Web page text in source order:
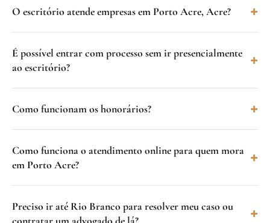
O escritório atende empresas em Porto Acre, Acre?
É possível entrar com processo sem ir presencialmente
ao escritório?
Como funcionam os honorários?
Como funciona o atendimento online para quem mora
em Porto Acre?
Preciso ir até Rio Branco para resolver meu caso ou